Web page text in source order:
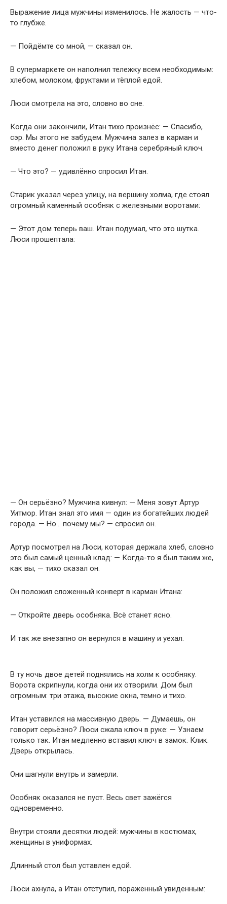
Выражение лица мужчины изменилось. Не жалость — что-
то глубже.
— Пойдёмте со мной, — сказал он.
В супермаркете он наполнил тележку всем необходимым:
хлебом, молоком, фруктами и тёплой едой.
Люси смотрела на это, словно во сне.
Когда они закончили, Итан тихо произнёс: — Спасибо,
сэр. Мы этого не забудем. Мужчина залез в карман и
вместо денег положил в руку Итана серебряный ключ.
— Что это? — удивлённо спросил Итан.
Старик указал через улицу, на вершину холма, где стоял
огромный каменный особняк с железными воротами:
— Этот дом теперь ваш. Итан подумал, что это шутка.
Люси прошептала:
— Он серьёзно? Мужчина кивнул: — Меня зовут Артур
Уитмор. Итан знал это имя — один из богатейших людей
города. — Но… почему мы? — спросил он.
Артур посмотрел на Люси, которая держала хлеб, словно
это был самый ценный клад: — Когда-то я был таким же,
как вы, — тихо сказал он.
Он положил сложенный конверт в карман Итана:
— Откройте дверь особняка. Всё станет ясно.
И так же внезапно он вернулся в машину и уехал.
В ту ночь двое детей поднялись на холм к особняку.
Ворота скрипнули, когда они их отворили. Дом был
огромным: три этажа, высокие окна, темно и тихо.
Итан уставился на массивную дверь. — Думаешь, он
говорит серьёзно? Люси сжала ключ в руке: — Узнаем
только так. Итан медленно вставил ключ в замок. Клик.
Дверь открылась.
Они шагнули внутрь и замерли.
Особняк оказался не пуст. Весь свет зажёгся
одновременно.
Внутри стояли десятки людей: мужчины в костюмах,
женщины в униформах.
Длинный стол был уставлен едой.
Люси ахнула, а Итан отступил, поражённый увиденным: